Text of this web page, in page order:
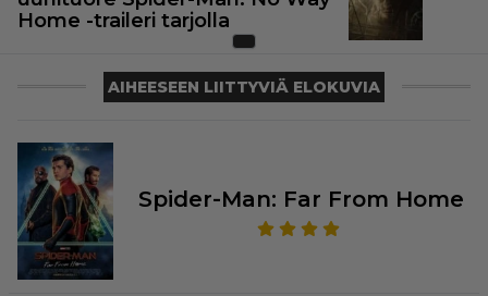
Home -traileri tarjolla
AIHEESEEN LIITTYVIÄ ELOKUVIA
Spider-Man: Far From Home